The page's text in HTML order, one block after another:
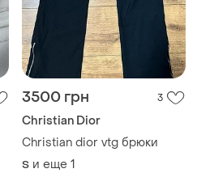
3500 грн 3
Christian Dior
Christian dior vtg брюки
S и еще 1